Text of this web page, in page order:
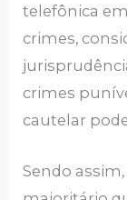
telefônica
crimes,
crimes
cautelar
Sendo